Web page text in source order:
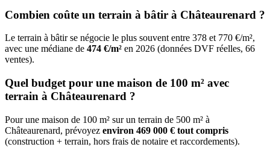
Combien coûte un terrain à bâtir à Châteaurenard ?
Le terrain à bâtir se négocie le plus souvent entre 378 et 770 €/m²,
avec une médiane de 474 €/m² en 2026 (données DVF réelles, 66
ventes).
Quel budget pour une maison de 100 m² avec
terrain à Châteaurenard ?
Pour une maison de 100 m² sur un terrain de 500 m² à
Châteaurenard, prévoyez environ 469 000 € tout compris
(construction + terrain, hors frais de notaire et raccordements).